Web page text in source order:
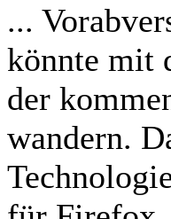
...
könnte mit
der
wandern.